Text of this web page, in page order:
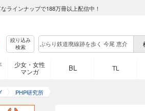
ラインナップで188万冊以上配信中！
絞り込み
検索
少女・女性
マンガ
BL TL
PHP研究所